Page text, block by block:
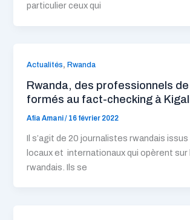
particulier ceux qui
Actualités,Rwanda
Rwanda, des professionnels
formés au fact-checking à
Afia Amani/ 16 février 2022
Il s’agit de 20 journalistes rwandais
locaux et internationaux qui opèrent
rwandais. Ils se